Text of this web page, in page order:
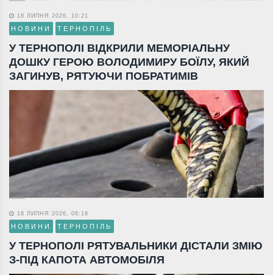
18 ЛИПНЯ 2026, 10:21
НОВИНИ ТЕРНОПІЛЬ
У ТЕРНОПОЛІ ВІДКРИЛИ МЕМОРІАЛЬНУ
ДОШКУ ГЕРОЮ ВОЛОДИМИРУ БОЇЛУ, ЯКИЙ
ЗАГИНУВ, РЯТУЮЧИ ПОБРАТИМІВ
18 ЛИПНЯ 2026, 06:19
НОВИНИ ТЕРНОПІЛЬ
У ТЕРНОПОЛІ РЯТУВАЛЬНИКИ ДІСТАЛИ ЗМІЮ
З-ПІД КАПОТА АВТОМОБІЛЯ